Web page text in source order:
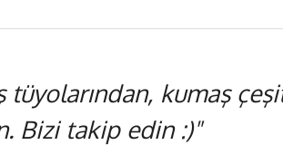
kumaş
Bizi takip edin :)"